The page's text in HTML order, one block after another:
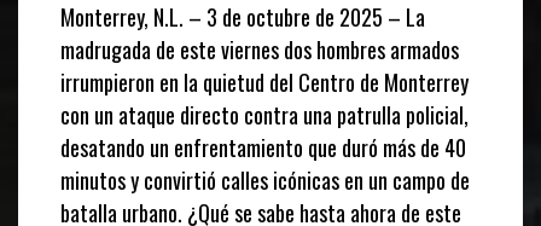
Monterrey, N.L. – 3 de octubre de 2025 – La
madrugada de este viernes dos hombres armados
irrumpieron en la quietud del Centro de Monterrey
con un ataque directo contra una patrulla policial,
desatando un enfrentamiento que duró más de 40
minutos y convirtió calles icónicas en un campo de
batalla urbano. ¿Qué se sabe hasta ahora de este